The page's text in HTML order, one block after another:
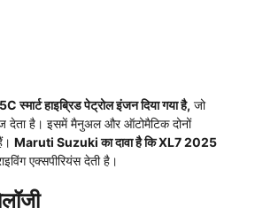
स्मार्ट हाइब्रिड पेट्रोल इंजन दिया गया है, जो
देता है। इसमें मैनुअल और ऑटोमैटिक दोनों
Maruti Suzuki का दावा है कि XL7 2025
एक्सपीरियंस देती है।